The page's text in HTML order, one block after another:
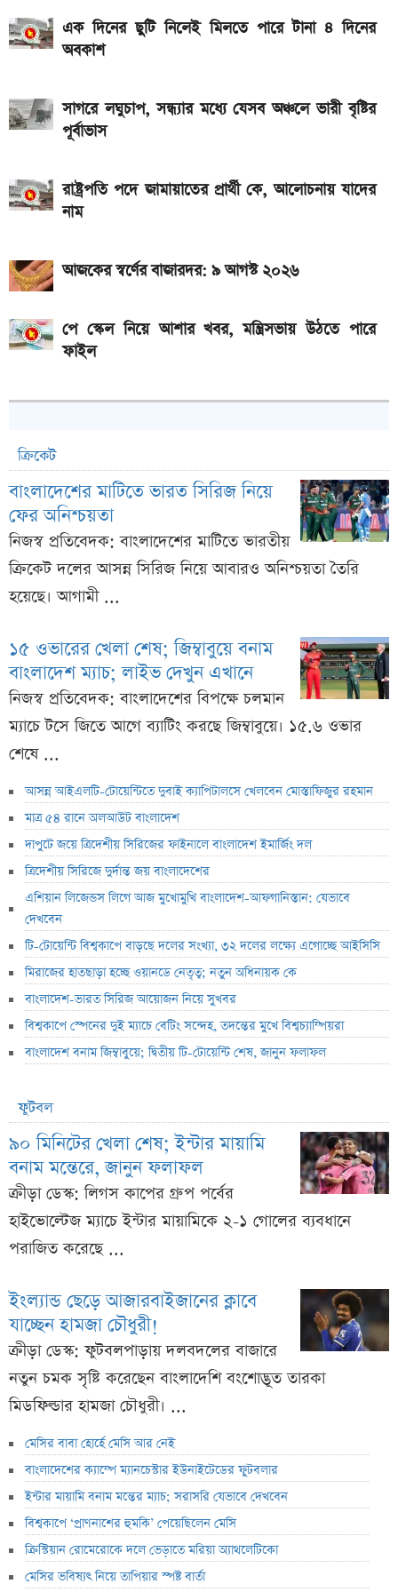
দেশের বাজারে আজ ১৮, ২১ ও ২২ ক্যারেট একভরি সোনার
এক দিনের ছুটি নিলেই মিলতে পারে টানা ৪ দিনের
অবকাশ
সাগরে লঘুচাপ, সন্ধ্যার মধ্যে যেসব অঞ্চলে ভারী বৃষ্টির
পূর্বাভাস
রাষ্ট্রপতি পদে জামায়াতের প্রার্থী কে, আলোচনায় যাদের
নাম
আজকের স্বর্ণের বাজারদর: ৯ আগস্ট ২০২৬
পে স্কেল নিয়ে আশার খবর, মন্ত্রিসভায় উঠতে পারে
ফাইল
ক্রিকেট
বাংলাদেশের মাটিতে ভারত সিরিজ নিয়ে
ফের অনিশ্চয়তা
নিজস্ব প্রতিবেদক: বাংলাদেশের মাটিতে ভারতীয়
ক্রিকেট দলের আসন্ন সিরিজ নিয়ে আবারও অনিশ্চয়তা তৈরি
হয়েছে। আগামী ...
১৫ ওভারের খেলা শেষ; জিম্বাবুয়ে বনাম
বাংলাদেশ ম্যাচ; লাইভ দেখুন এখানে
নিজস্ব প্রতিবেদক: বাংলাদেশের বিপক্ষে চলমান
ম্যাচে টসে জিতে আগে ব্যাটিং করছে জিম্বাবুয়ে। ১৫.৬ ওভার
শেষে ...
আসন্ন আইএলটি-টোয়েন্টিতে দুবাই ক্যাপিটালসে খেলবেন মোস্তাফিজুর রহমান
মাত্র ৫৪ রানে অলআউট বাংলাদেশ
দাপুটে জয়ে ত্রিদেশীয় সিরিজের ফাইনালে বাংলাদেশ ইমার্জিং দল
ত্রিদেশীয় সিরিজে দুর্দান্ত জয় বাংলাদেশের
এশিয়ান লিজেন্ডস লিগে আজ মুখোমুখি বাংলাদেশ-আফগানিস্তান: যেভাবে
দেখবেন
টি-টোয়েন্টি বিশ্বকাপে বাড়ছে দলের সংখ্যা, ৩২ দলের লক্ষ্যে এগোচ্ছে আইসিসি
মিরাজের হাতছাড়া হচ্ছে ওয়ানডে নেতৃত্ব; নতুন অধিনায়ক কে
বাংলাদেশ-ভারত সিরিজ আয়োজন নিয়ে সুখবর
বিশ্বকাপে স্পেনের দুই ম্যাচে বেটিং সন্দেহ, তদন্তের মুখে বিশ্বচ্যাম্পিয়রা
বাংলাদেশ বনাম জিম্বাবুয়ে; দ্বিতীয় টি-টোয়েন্টি শেষ, জানুন ফলাফল
ফুটবল
৯০ মিনিটের খেলা শেষ; ইন্টার মায়ামি
বনাম মন্তেরে, জানুন ফলাফল
ক্রীড়া ডেস্ক: লিগস কাপের গ্রুপ পর্বের
হাইভোল্টেজ ম্যাচে ইন্টার মায়ামিকে ২-১ গোলের ব্যবধানে
পরাজিত করেছে ...
ইংল্যান্ড ছেড়ে আজারবাইজানের ক্লাবে
যাচ্ছেন হামজা চৌধুরী!
ক্রীড়া ডেস্ক: ফুটবলপাড়ায় দলবদলের বাজারে
নতুন চমক সৃষ্টি করেছেন বাংলাদেশি বংশোদ্ভূত তারকা
মিডফিল্ডার হামজা চৌধুরী। ...
মেসির বাবা হোর্হে মেসি আর নেই
বাংলাদেশের ক্যাম্পে ম্যানচেস্টার ইউনাইটেডের ফুটবলার
ইন্টার মায়ামি বনাম মন্তের ম্যাচ; সরাসরি যেভাবে দেখবেন
বিশ্বকাপে ‘প্রাণনাশের হুমকি’ পেয়েছিলেন মেসি
ক্রিস্টিয়ান রোমেরোকে দলে ভেড়াতে মরিয়া অ্যাথলেটিকো
মেসির ভবিষ্যৎ নিয়ে তাপিয়ার স্পষ্ট বার্তা